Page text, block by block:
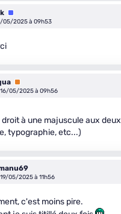
Équipe
05/2025 à 09h53
Premium
05/2025 à 09h56
droit à une majuscule aux
typographie, etc...)
05/2025 à 11h56
c'est moins pire.